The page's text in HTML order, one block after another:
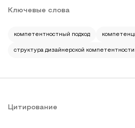
Ключевые слова
компетентностный подход
структура дизайнерской компетентности
Цитирование